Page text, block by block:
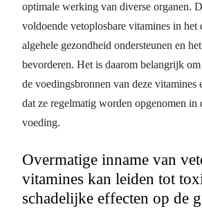
optimale werking van diverse organen.
voldoende vetoplosbare vitamines in het
algehele gezondheid ondersteunen en
bevorderen. Het is daarom belangrijk
de voedingsbronnen van deze vitamines
dat ze regelmatig worden opgenomen in
voeding.
Overmatige inname van
vitamines kan leiden tot
schadelijke effecten op de